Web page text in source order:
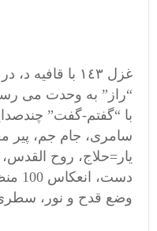
“راز” به وحدت می
با “گفتم-گفت”
سامری، جام جم، پیر
یار=حلاج، روح
وضع قدح و نور،